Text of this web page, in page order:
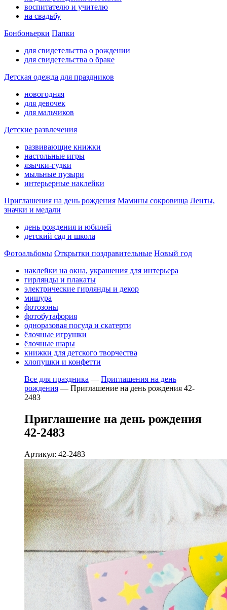
воспитателю и учителю
на свадьбу
Бонбоньерки Папки
для свидетельства о рождении
для свидетельства о браке
Детская одежда для праздников
новогодняя
для девочек
для мальчиков
Детские развлечения
развивающие книжки
настольные игры
язычки-гудки
мыльные пузыри
интерьерные наклейки
Приглашения на день рождения Мамины сокровища Ленты,
значки и медали
день рождения и юбилей
детский сад и школа
Фотоальбомы Открытки поздравительные Новый год
наклейки на окна, украшения для интерьера
гирлянды и плакаты
электрические гирлянды и декор
мишура
фотозоны
фотобутафория
одноразовая посуда и скатерти
ёлочные игрушки
ёлочные шары
книжки для детского творчества
хлопушки и конфетти
Все для праздника — Приглашения на день
рождения — Приглашение на день рождения 42-
2483
Приглашение на день рождения
42-2483
Артикул: 42-2483